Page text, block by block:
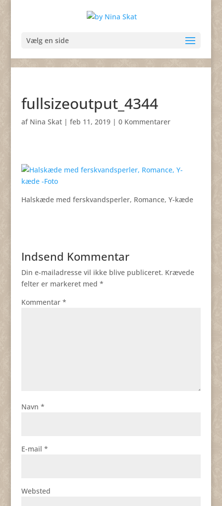
Vælg en side
fullsizeoutput_4344
af Nina Skat| feb 11, 2019| 0 Kommentarer
Halskæde med ferskvandsperler, Romance, Y-kæde
Indsend Kommentar
Din e-mailadresse vil ikke blive publiceret. Krævede
felter er markeret med *
Kommentar *
Navn *
E-mail *
Websted